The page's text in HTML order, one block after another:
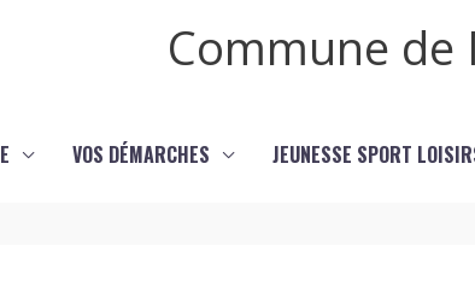
Commune de
VOS DÉMARCHES JEUNESSE SPORT